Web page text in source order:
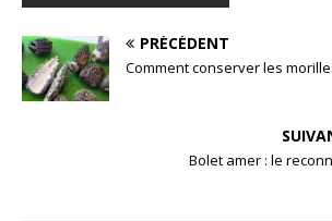
PRÉCÉDENT
Comment conserver les
Bolet amer : le